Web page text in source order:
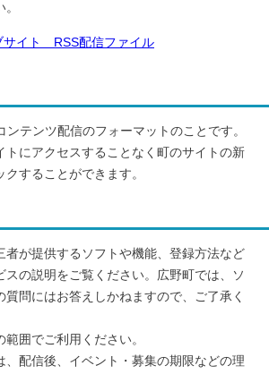
サイト RSS配信ファイル
テンツ配信のフォーマットのことです。
トにアクセスすることなく町のサイトの新
することができます。
者が提供するソフトや機能、登録方法など
スの説明をご覧ください。広野町では、ソ
質問にはお答えしかねますので、ご了承く
囲でご利用ください。
、配信後、イベント・募集の期限などの理